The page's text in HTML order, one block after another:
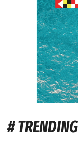
# TRENDING